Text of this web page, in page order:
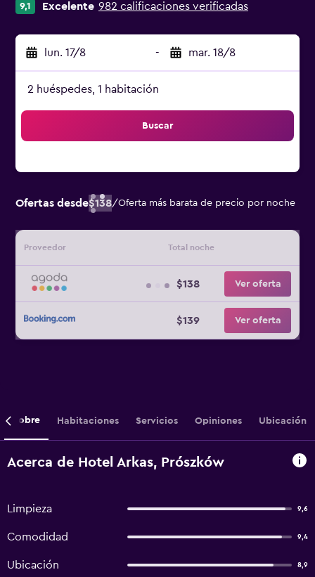
9,1 Excelente 982 calificaciones verificadas
lun. 17/8 - mar. 18/8
2 huéspedes, 1 habitación
Buscar
Ofertas desde$138/Oferta más barata de precio por noche
Proveedor Total noche
$138 Ver oferta
$139 Ver oferta
Sobre Habitaciones Servicios Opiniones Ubicación
Acerca de Hotel Arkas, Prószków
Limpieza 9,6
Comodidad 9,4
Ubicación 8,9